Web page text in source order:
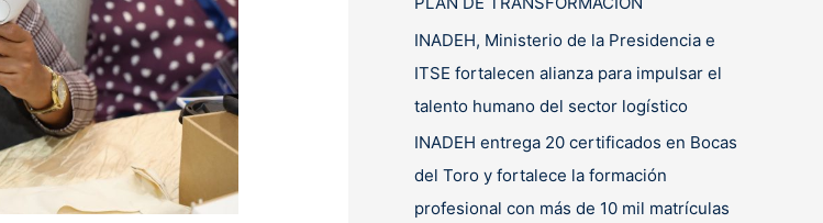
INADEH, Ministerio de la Presidencia e
ITSE fortalecen alianza para impulsar el
talento humano del sector logístico
INADEH entrega 20 certificados en Bocas
del Toro y fortalece la formación
profesional con más de 10 mil matrículas